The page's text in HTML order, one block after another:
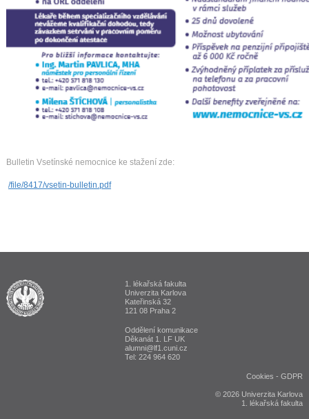
Bulletin Vsetínské nemocnice ke stažení zde:
/file/8417/vsetin-bulletin.pdf
ALUMNI 1. lékařská fakulta Univerzita Karlova v Praze
1. lékařská fakulta
Univerzita Karlova
Kateřinská 32
121 08 Praha 2
Oddělení komunikace
Děkanát 1. LF UK
alumni@lf1.cuni.cz
Tel: 224 964 620
Cookies -GDPR
© 2026 Univerzita Karlova
1. lékařská fakulta